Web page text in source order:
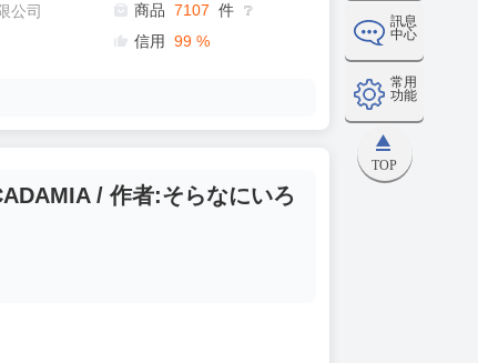
訊息
中心
常用
功能
TOP
公司
商品 7107 件 ❔
信用 99 %
/ 作者:そらなにいろ